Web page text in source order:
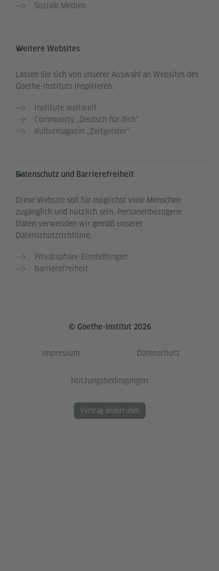
Soziale Medien
Weitere Websites
Lassen Sie sich von unserer Auswahl an Websites des
Goethe-Instituts inspirieren:
Institute weltweit
Community „Deutsch für dich“
Kulturmagazin „Zeitgeister"
Datenschutz und Barrierefreiheit
Diese Website soll für möglichst viele Menschen
zugänglich und nützlich sein. Personenbezogene
Daten verwenden wir gemäß unserer
Datenschutzrichtlinie.
Privatsphäre-Einstellungen
Barrierefreiheit
© Goethe-Institut 2026
Impressum Datenschutz
Nutzungsbedingungen
Vertrag widerrufen